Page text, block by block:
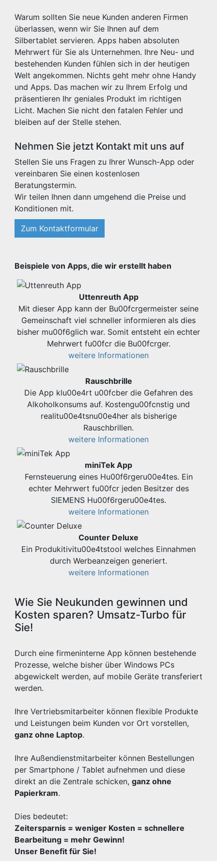
Warum sollten Sie neue Kunden anderen Firmen
überlassen, wenn wir Sie Ihnen auf dem
Silbertablet servieren. Apps haben absoluten
Mehrwert für Sie als Unternehmen. Ihre Neu- und
bestehenden Kunden fühlen sich in der heutigen
Welt angekommen. Nichts geht mehr ohne Handy
und Apps. Das machen wir zu Ihrem Erfolg und
präsentieren Ihr geniales Produkt im richtigen
Licht. Machen Sie nicht den fatalen Fehler und
bleiben auf der Stelle stehen.
Nehmen Sie jetzt Kontakt mit uns auf
Stellen Sie uns Fragen zu Ihrer Wunsch-App oder
vereinbaren Sie einen kostenlosen
Beratungstermin.
Wir teilen Ihnen dann umgehend die Preise und
Konditionen mit.
Zum Kontaktformular
Beispiele von Apps, die wir erstellt haben
Uttenreuth App
Mit dieser App kann der Bu00fcrgermeister seine
Gemeinschaft viel schneller informieren als dies
bisher mu00f6glich war. Somit entsteht ein echter
Mehrwert fu00fcr die Bu00fcrger.
weitere Informationen
Rauschbrille
Die App klu00e4rt u00fcber die Gefahren des
Alkoholkonsums auf. Kostengu00fcnstig und
realitu00e4tsnu00e4her als bisherige
Rauschbrillen.
weitere Informationen
miniTek App
Fernsteuerung eines Hu00f6rgeru00e4tes. Ein
echter Mehrwert fu00fcr jeden Besitzer des
SIEMENS Hu00f6rgeru00e4tes.
weitere Informationen
Counter Deluxe
Ein Produkitivitu00e4tstool welches Einnahmen
durch Werbeanzeigen generiert.
weitere Informationen
Wie Sie Neukunden gewinnen und
Kosten sparen? Umsatz-Turbo für
Sie!
Durch eine firmeninterne App können bestehende
Prozesse, welche bisher über Windows PCs
abgewickelt werden, auf mobile Geräte transferiert
werden.
Ihre Vertriebsmitarbeiter können flexible Produkte
und Leistungen beim Kunden vor Ort vorstellen,
ganz ohne Laptop.
Ihre Außendienstmitarbeiter können Bestellungen
per Smartphone / Tablet aufnehmen und diese
direkt an die Zentrale schicken, ganz ohne
Papierkram.
Dies bedeutet:
Zeitersparnis = weniger Kosten = schnellere
Bearbeitung = mehr Gewinn!
Unser Benefit für Sie!